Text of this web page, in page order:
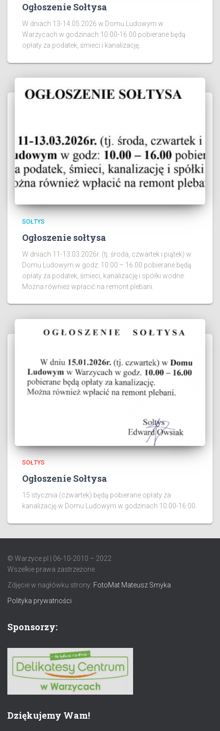
Ogłoszenie Sołtysa
W dniach 13-14.05.2026 w Domu Ludowym w
Warzycach w godzinach 10.00-16.00 pobierane będą
opłaty za podatek, śmieci i kanalizację.
SOŁTYS
Ogłoszenie sołtysa
W dniach 11-13.03.2026r. (tj. środa, czwartek i piątek) w
Domu Ludowym w godz: 10.00 – 16.00 pobierane będą
opłaty za podatek, śmieci, kanalizację i spółki wodne.
Można również wpłacić na remont plebani.
SOŁTYS
Ogłoszenie Sołtysa
15 stycznia (czwartek) będą pobierane opłaty za
kanalizację w Domu Ludowym w godzinach 10:00-16:00.
© Warzyce.pl | 06-10-2010 – 2022
Wszelkie prawa zastrzeżone.
Zdjęcie w nagłówku strony: FotoMat Mateusz Smyka
Polityka prywatności
Sponsorzy:
Dziękujemy Wam!